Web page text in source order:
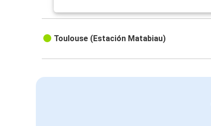
Toulouse (Estación Matabiau)